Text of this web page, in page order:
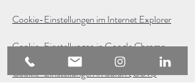
Cookie-Einstellungen im Internet Explorer
Cookie-Einstellungen in Google Chrome
Cookie-Einstellungen in Safari (OS X)